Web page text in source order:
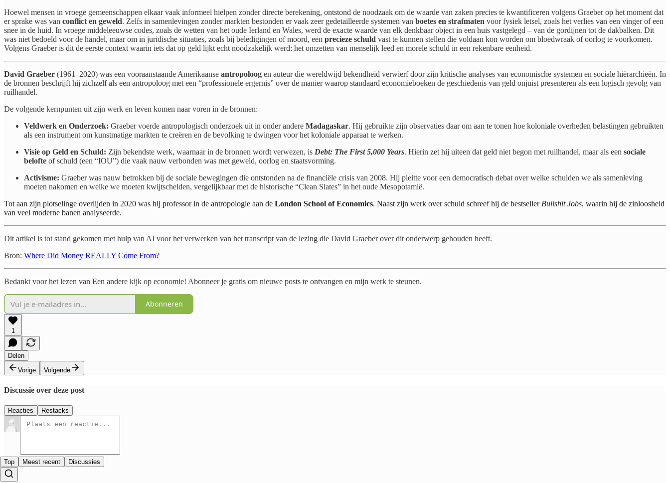
Hoewel mensen in vroege gemeenschappen elkaar vaak informeel hielpen zonder directe berekening, ontstond de noodzaak om de waarde van zaken precies te kwantificeren volgens Graeber op het moment dat
er sprake was van conflict en geweld. Zelfs in samenlevingen zonder markten bestonden er vaak zeer gedetailleerde systemen van boetes en strafmaten voor fysiek letsel, zoals het verlies van een vinger of een
snee in de huid. In vroege middeleeuwse codes, zoals de wetten van het oude Ierland en Wales, werd de exacte waarde van elk denkbaar object in een huis vastgelegd – van de gordijnen tot de dakbalken. Dit
was niet bedoeld voor de handel, maar om in juridische situaties, zoals bij beledigingen of moord, een precieze schuld vast te kunnen stellen die voldaan kon worden om bloedwraak of oorlog te voorkomen.
Volgens Graeber is dit de eerste context waarin iets dat op geld lijkt echt noodzakelijk werd: het omzetten van menselijk leed en morele schuld in een rekenbare eenheid.
David Graeber (1961–2020) was een vooraanstaande Amerikaanse antropoloog en auteur die wereldwijd bekendheid verwierf door zijn kritische analyses van economische systemen en sociale hiërarchieën. In
de bronnen beschrijft hij zichzelf als een antropoloog met een “professionele ergernis” over de manier waarop standaard economieboeken de geschiedenis van geld onjuist presenteren als een logisch gevolg van
ruilhandel.
De volgende kernpunten uit zijn werk en leven komen naar voren in de bronnen:
Veldwerk en Onderzoek: Graeber voerde antropologisch onderzoek uit in onder andere Madagaskar. Hij gebruikte zijn observaties daar om aan te tonen hoe koloniale overheden belastingen gebruikten
als een instrument om kunstmatige markten te creëren en de bevolking te dwingen voor het koloniale apparaat te werken.
Visie op Geld en Schuld: Zijn bekendste werk, waarnaar in de bronnen wordt verwezen, is Debt: The First 5,000 Years. Hierin zet hij uiteen dat geld niet begon met ruilhandel, maar als een sociale
belofte of schuld (een “IOU”) die vaak nauw verbonden was met geweld, oorlog en staatsvorming.
Activisme: Graeber was nauw betrokken bij de sociale bewegingen die ontstonden na de financiële crisis van 2008. Hij pleitte voor een democratisch debat over welke schulden we als samenleving
moeten nakomen en welke we moeten kwijtschelden, vergelijkbaar met de historische “Clean Slates” in het oude Mesopotamië.
Tot aan zijn plotselinge overlijden in 2020 was hij professor in de antropologie aan de London School of Economics. Naast zijn werk over schuld schreef hij de bestseller Bullshit Jobs, waarin hij de zinloosheid
van veel moderne banen analyseerde.
Dit artikel is tot stand gekomen met hulp van AI voor het verwerken van het transcript van de lezing die David Graeber over dit onderwerp gehouden heeft.
Bron: Where Did Money REALLY Come From?
Bedankt voor het lezen van Een andere kijk op economie! Abonneer je gratis om nieuwe posts te ontvangen en mijn werk te steunen.
Abonneren
1
Delen
Vorige
Volgende
Discussie over deze post
Reacties Restacks
Top Meest recent Discussies